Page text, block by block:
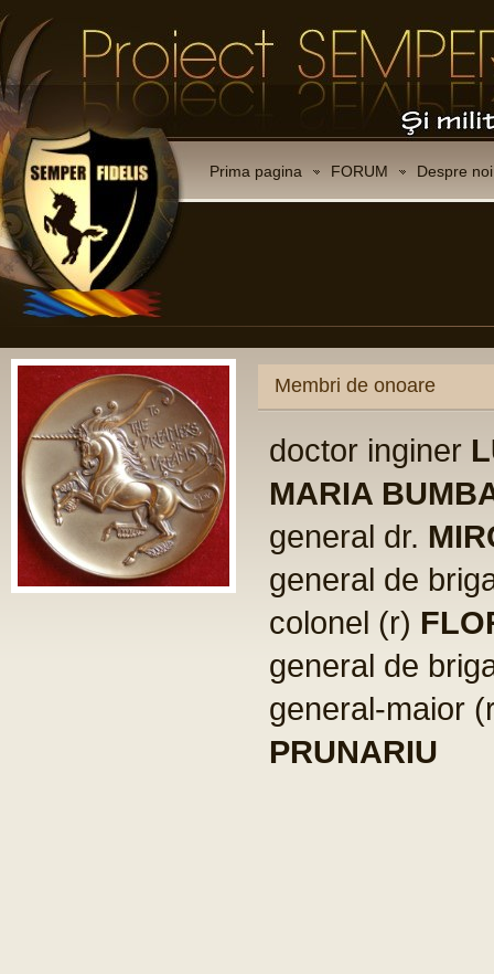
Prima pagina FORUM Despre noi
Membri de onoare
doctor inginer
MARIA
general dr.
general de
colonel (r)
general de
general-maior
PRUNARIU